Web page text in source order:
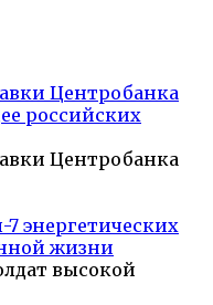
Центробанка
российских
Центробанка
энергетических
жизни
высокой